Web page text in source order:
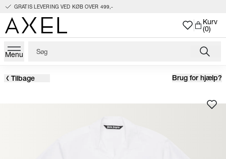
GRATIS LEVERING VED KØB OVER 499,-
Kurv
(0)
Menu
Tilbage Brug for hjælp?